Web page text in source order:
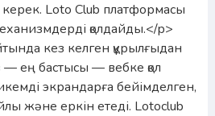
керек. Loto Club платформасы
қолдайды.</p>
кез келген құрылғыдан
ең бастысы — вебке қол
экрандарға бейімделген,
және еркін етеді. Lotoclub